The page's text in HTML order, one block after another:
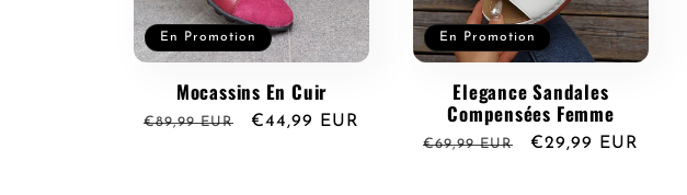
En Promotion
Mocassins En Cuir
Prix
€89,99 EUR
Prix
€44,99 EUR
En Promotion
Elegance Sandales
Compensées Femme
Prix
€69,99 EUR
Prix
€29,99 EUR